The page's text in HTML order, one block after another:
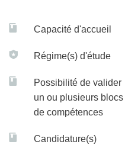
Capacité d'accueil
Régime(s) d'étude
Possibilité de valider
un ou plusieurs blocs
de compétences
Candidature(s)